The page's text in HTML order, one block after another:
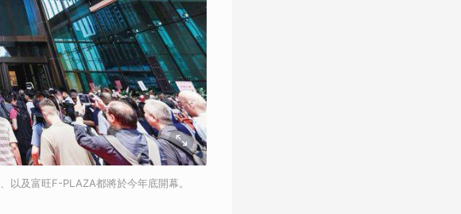
以及富旺F-PLAZA都將於今年底開幕。